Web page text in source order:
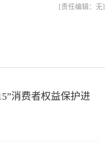
[责任编辑：无]
消费者权益保护进